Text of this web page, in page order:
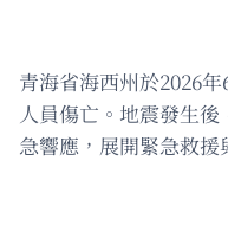
青海省海西州於2026
人員傷亡。地震發生
急響應，展開緊急救援